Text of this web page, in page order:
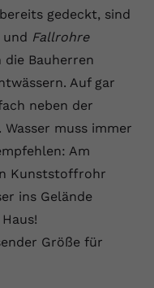
gedeckt, sind
und Fallrohre
Bauherren
Auf gar
neben der
muss immer
Am
Kunststoffrohr
ins Gelände
Größe für
devices
Cookie, um die
YouTube-